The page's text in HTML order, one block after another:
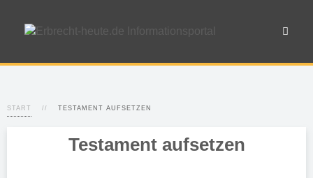
START TESTAMENT AUFSETZEN
Testament aufsetzen